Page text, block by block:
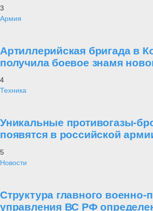
3
Армия
Артиллерийская бригада в
получила боевое знамя
4
Техника
Уникальные противогазы-
появятся в российской
5
Новости
Структура главного военно-
управления ВС РФ